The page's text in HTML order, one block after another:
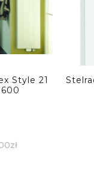
Style 21
zł